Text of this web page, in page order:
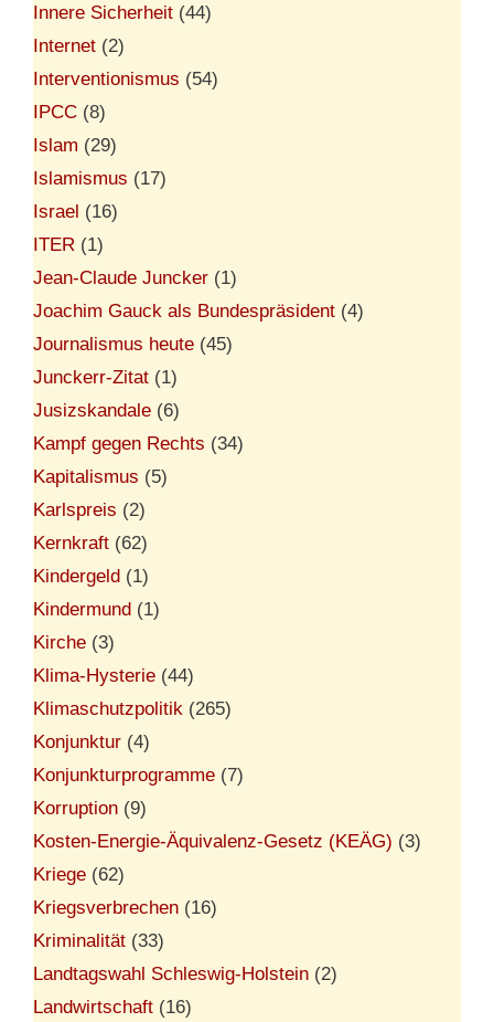
Innere Sicherheit (44)
Internet (2)
Interventionismus (54)
IPCC (8)
Islam (29)
Islamismus (17)
Israel (16)
ITER (1)
Jean-Claude Juncker (1)
Joachim Gauck als Bundespräsident (4)
Journalismus heute (45)
Junckerr-Zitat (1)
Jusizskandale (6)
Kampf gegen Rechts (34)
Kapitalismus (5)
Karlspreis (2)
Kernkraft (62)
Kindergeld (1)
Kindermund (1)
Kirche (3)
Klima-Hysterie (44)
Klimaschutzpolitik (265)
Konjunktur (4)
Konjunkturprogramme (7)
Korruption (9)
Kosten-Energie-Äquivalenz-Gesetz (KEÄG) (3)
Kriege (62)
Kriegsverbrechen (16)
Kriminalität (33)
Landtagswahl Schleswig-Holstein (2)
Landwirtschaft (16)